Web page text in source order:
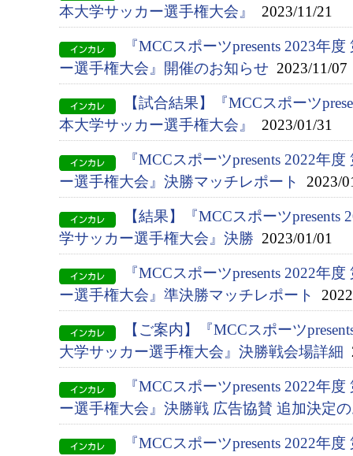
本大学サッカー選手権大会』 2023/11/21
『MCCスポーツpresents 2023年
ー選手権大会』開催のお知らせ 2023/11/07
【試合結果】『MCCスポーツ
本大学サッカー選手権大会』
2023/01/31
『MCCスポーツpresents 2022年
ー選⼿権⼤会』決勝マッチレポート
2023/
【結果】『MCCスポーツ
学サッカー選手権大会』決勝 2023/01/01
『MCCスポーツpresents 2022年
ー選⼿権⼤会』準決勝マッチレポート
【ご案内】『MCCスポーツ
大学サッカー選手権大会』決勝戦会場詳細
『MCCスポーツpresents 2022年
ー選手権大会』決勝戦 広告協賛 追加決定
『MCCスポーツpresents 2022年